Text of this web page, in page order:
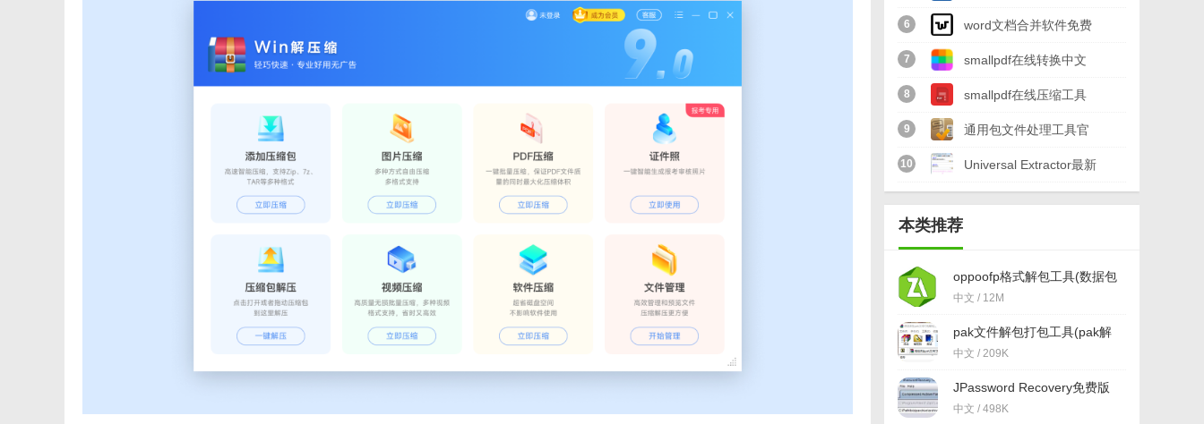
(32位/64位) 最新版
6 word文档合并软件免费
版(合并多个word文档)
v1.0 最新版
7 smallpdf在线转换中文
版(pdf转word) v1.0 网
页最新版
8 smallpdf在线压缩工具
最新版(PDF压缩) v1.0
免费版
9 通用包文件处理工具官
方版(RDB解包打包工
10 Universal Extractor最新
本类推荐
oppoofp格式解包工具(数据包
解压) 免费版
中文 / 12M
pak文件解包打包工具(pak解
压) 最新版
中文 / 209K
JPassword Recovery免费版
(7zip压缩密码破译) v1.09 最
新版
中文 / 498K